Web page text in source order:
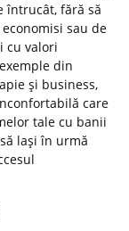
întrucât, fără să
sau de
cu valori
din
și business,
care
tale cu banii
lași în urmă